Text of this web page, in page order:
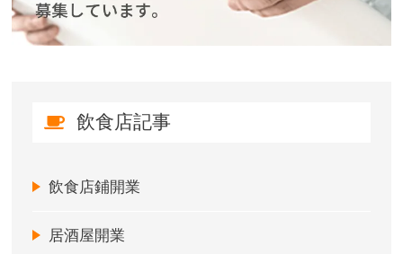
飲食店記事
飲食店鋪開業
居酒屋開業